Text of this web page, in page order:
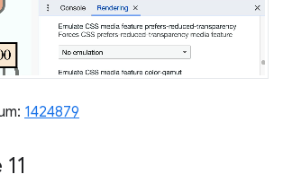
1424879